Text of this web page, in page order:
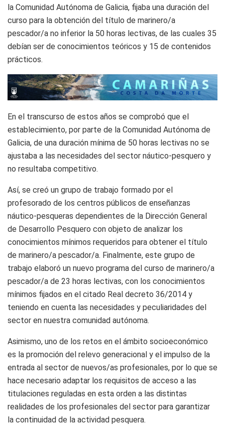
la Comunidad Autónoma de Galicia, fijaba una duración del
curso para la obtención del título de marinero/a
pescador/a no inferior la 50 horas lectivas, de las cuales 35
debían ser de conocimientos teóricos y 15 de contenidos
prácticos.
En el transcurso de estos años se comprobó que el
establecimiento, por parte de la Comunidad Autónoma de
Galicia, de una duración mínima de 50 horas lectivas no se
ajustaba a las necesidades del sector náutico-pesquero y
no resultaba competitivo.
Así, se creó un grupo de trabajo formado por el
profesorado de los centros públicos de enseñanzas
náutico-pesqueras dependientes de la Dirección General
de Desarrollo Pesquero con objeto de analizar los
conocimientos mínimos requeridos para obtener el título
de marinero/a pescador/a. Finalmente, este grupo de
trabajo elaboró un nuevo programa del curso de marinero/a
pescador/a de 23 horas lectivas, con los conocimientos
mínimos fijados en el citado Real decreto 36/2014 y
teniendo en cuenta las necesidades y peculiaridades del
sector en nuestra comunidad autónoma.
Asimismo, uno de los retos en el ámbito socioeconómico
es la promoción del relevo generacional y el impulso de la
entrada al sector de nuevos/as profesionales, por lo que se
hace necesario adaptar los requisitos de acceso a las
titulaciones reguladas en esta orden a las distintas
realidades de los profesionales del sector para garantizar
la continuidad de la actividad pesquera.